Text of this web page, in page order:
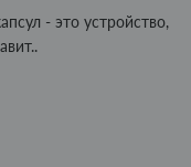
- это устройство,